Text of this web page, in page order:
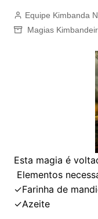
Equipe Kimbanda
Magias
Esta magia é
Elementos
✓Farinha de
✓Azeite